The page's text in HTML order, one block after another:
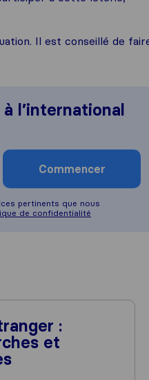
Il est conseillé de
l’international
Commencer
pertinents que nous
de confidentialité
:
et